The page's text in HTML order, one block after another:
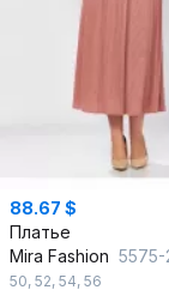
88.67 $
Платье
Mira Fashion 5575-
50, 52, 54, 56